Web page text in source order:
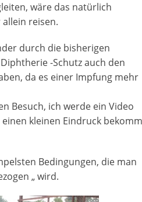
wäre das natürlich
reisen.
durch die bisherigen
-Schutz auch den
da es einer Impfung mehr
Besuch, ich werde ein Video
kleinen Eindruck
Bedingungen, die man
„ wird.